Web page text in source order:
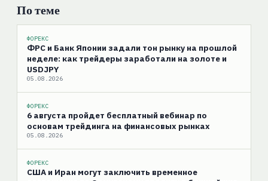
По теме
ФОРЕКС
ФРС и Банк Японии задали тон рынку на прошлой
неделе: как трейдеры заработали на золоте и
USDJPY
05.08.2026
ФОРЕКС
6 августа пройдет бесплатный вебинар по
основам трейдинга на финансовых рынках
05.08.2026
ФОРЕКС
США и Иран могут заключить временное